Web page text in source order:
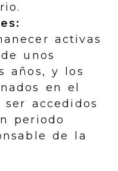
activas
unos
años, y los
en el
accedidos
periodo
de la